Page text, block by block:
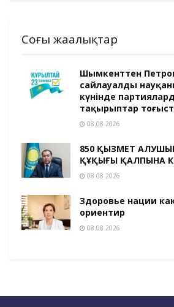
Соңғы жаңалықтар
Шымкенттен
сайлауалды
күнінде
тақырыптар
08.08.2026
850 ҚЫЗМЕТ
ҚҰҚЫҒЫ ҚАЛПЫНА
08.08.2026
Здоровье нации
ориентир
08.08.2026